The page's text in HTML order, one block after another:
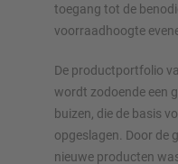
toegang tot de
voorraadhoogte
De productportfolio
wordt zodoende een
buizen, die de basis
opgeslagen. Door de
nieuwe producten
Verticale opslag
Plan uw stellingsysteem
– inclusief directe